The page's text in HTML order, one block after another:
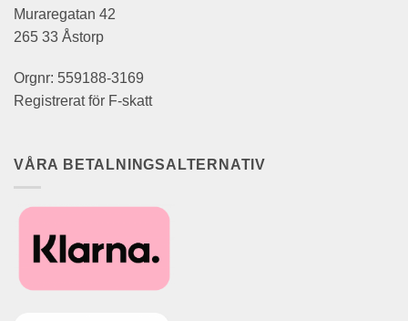
Muraregatan 42
265 33 Åstorp
Orgnr: 559188-3169
Registrerat för F-skatt
VÅRA BETALNINGSALTERNATIV